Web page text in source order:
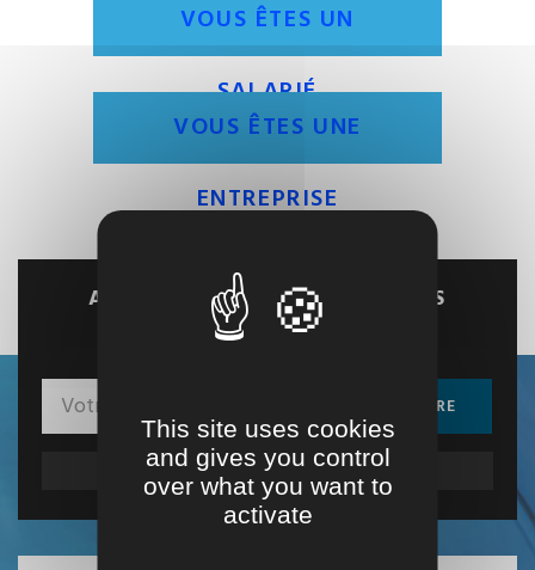
VOUS ÊTES UN
SALARIÉ
VOUS ÊTES UNE
ENTREPRISE
ACTUALITÉS DE L'INSTITUT DES
RESSOURCES INDUSTRIELLES
s'abonner à notre newsletter
S'INSCRIRE
reCAPTCHA is disabled. ✓ Allow
This site uses cookies
and gives you control
over what you want to
activate